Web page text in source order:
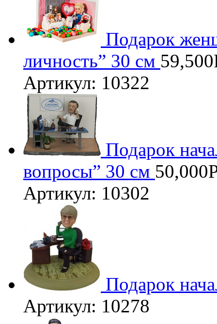
Подарок
личность” 30 см 59,500
Артикул: 10322
Подарок
вопросы” 30 см 50,000
Артикул: 10302
Подарок
Артикул: 10278